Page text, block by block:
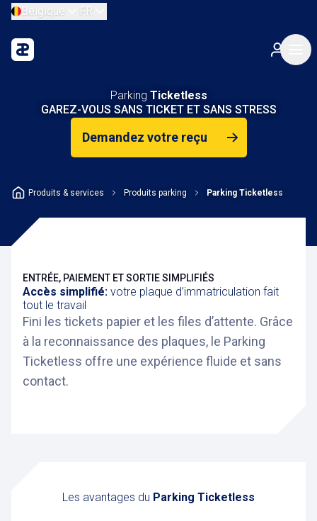
Belgique FR
Parking Ticketless
GAREZ-VOUS SANS TICKET ET SANS STRESS
Demandez votre reçu
Produits & services Produits parking Parking Ticketless
Accès simplifié: votre plaque d’immatriculation fait
tout le travail
ENTRÉE, PAIEMENT ET SORTIE SIMPLIFIÉS
Fini les tickets papier et les files d’attente. Grâce
à la reconnaissance des plaques, le Parking
Ticketless offre une expérience fluide et sans
contact.
Les avantages du Parking Ticketless